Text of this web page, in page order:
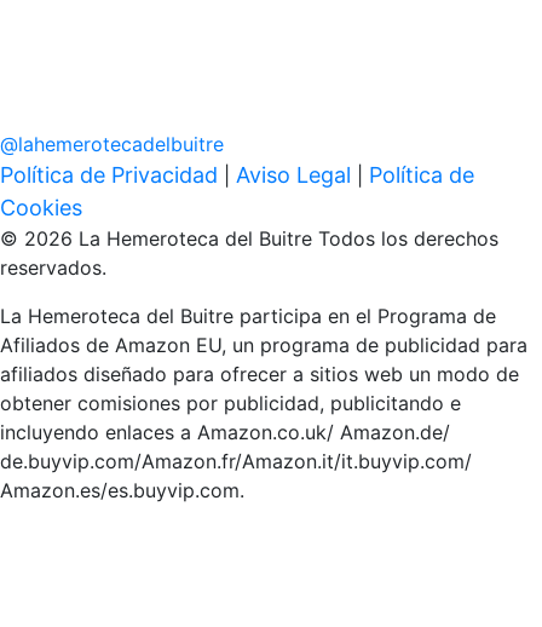
@lahemerotecadelbuitre
Política de Privacidad Aviso Legal
Política de
Cookies
© 2026 La Hemeroteca del Buitre Todos los derechos
reservados.
La Hemeroteca del Buitre participa en el Programa de
Afiliados de Amazon EU, un programa de publicidad para
afiliados diseñado para ofrecer a sitios web un modo de
obtener comisiones por publicidad, publicitando e
incluyendo enlaces a Amazon.co.uk/ Amazon.de/
de.buyvip.com/Amazon.fr/Amazon.it/it.buyvip.com/
Amazon.es/es.buyvip.com.